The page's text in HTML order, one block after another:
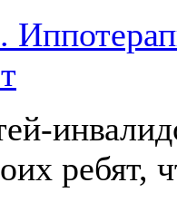
ребят,